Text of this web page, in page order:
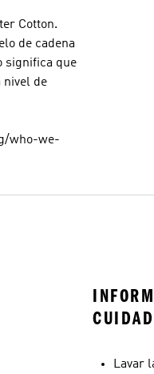
Cotton.
de cadena
significa que
nivel de
who-we-
Lavar